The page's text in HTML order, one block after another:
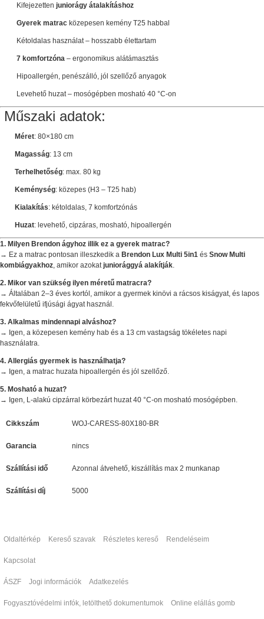
Kifejezetten juniorágy átalakításhoz
Gyerek matrac közepesen kemény T25 habbal
Kétoldalas használat – hosszabb élettartam
7 komfortzóna – ergonomikus alátámasztás
Hipoallergén, penészálló, jól szellőző anyagok
Levehető huzat – mosógépben mosható 40 °C-on
Műszaki adatok:
Méret: 80×180 cm
Magasság: 13 cm
Terhelhetőség: max. 80 kg
Keménység: közepes (H3 – T25 hab)
Kialakítás: kétoldalas, 7 komfortzónás
Huzat: levehető, cipzáras, mosható, hipoallergén
1. Milyen Brendon ágyhoz illik ez a gyerek matrac?
→ Ez a matrac pontosan illeszkedik a Brendon Lux Multi 5in1 és Snow Multi
kombiágyakhoz , amikor azokat juniorággyá alakítják
2. Mikor van szükség ilyen méretű matracra?
→ Általában 2–3 éves kortól, amikor a gyermek kinövi a rácsos kiságyat, és lapos
fekvőfelületű ifjúsági ágyat használ.
3. Alkalmas mindennapi alváshoz?
→ Igen, a közepesen kemény hab és a 13 cm vastagság tökéletes napi
használatra.
4. Allergiás gyermek is használhatja?
→ Igen, a matrac huzata hipoallergén és jól szellőző.
5. Mosható a huzat?
→ Igen, L-alakú cipzárral körbezárt huzat 40 °C-on mosható mosógépben.
Cikkszám WOJ-CARESS-80X180-BR
Garancia nincs
Szállítási idő Azonnal átvehető, kiszállítás max 2 munkanap
Szállítási díj 5000
Oldaltérkép Kereső szavak Részletes kereső Rendeléseim
Kapcsolat
ÁSZF Jogi információk Adatkezelés
Fogyasztóvédelmi infók, letölthető dokumentumok Online elállás gomb